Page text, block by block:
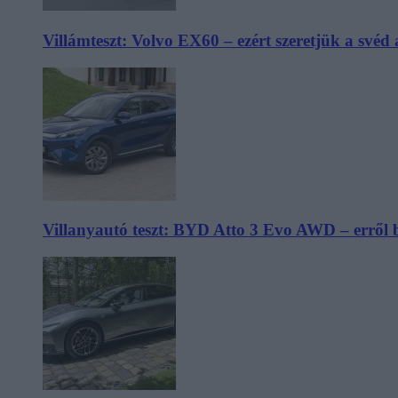
Villámteszt: Volvo EX60 – ezért szeretjük a svéd
Villanyautó teszt: BYD Atto 3 Evo AWD – erről